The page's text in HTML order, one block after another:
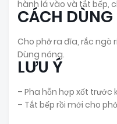
hành lá vào và tắt bếp,
CÁCH DÙNG
Cho phở ra đĩa, rắc ngò
Dùng nóng.
LƯU Ý
– Pha hỗn hợp xốt trước
– Tắt bếp rồi mới cho